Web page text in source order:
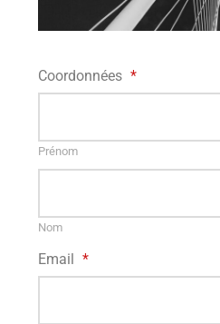
Coordonnées *
Prénom
Nom
Email *